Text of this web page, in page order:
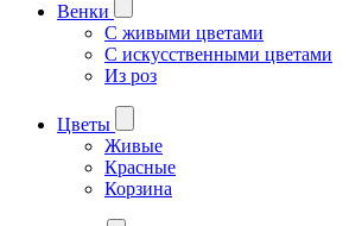
Венки
С живыми цветами
С искусственными цветами
Из роз
Цветы
Живые
Красные
Корзина